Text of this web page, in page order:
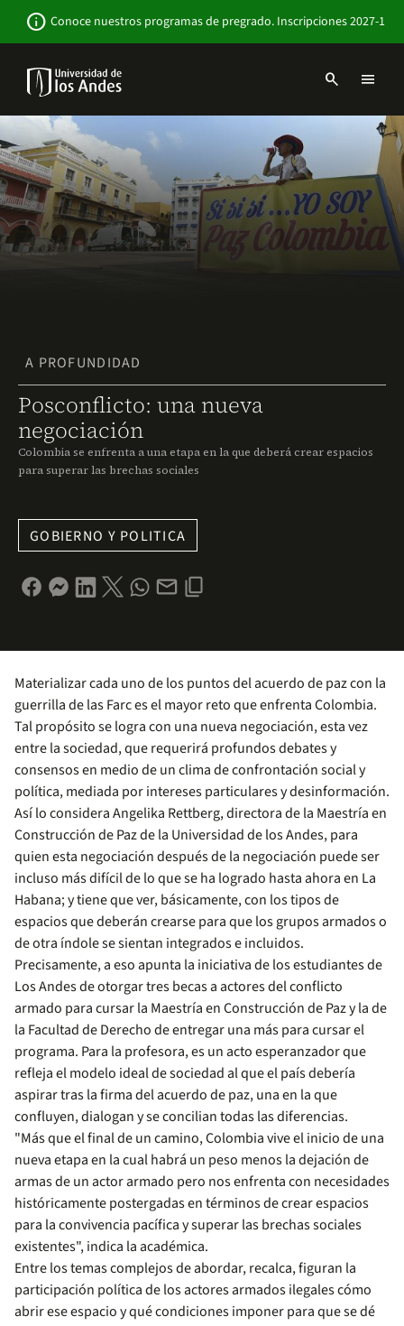
contenido
info Conoce nuestros programas de pregrado. Inscripciones 2027-1
Navbar
Sitio
Institucional
search menu
A PROFUNDIDAD
Posconflicto: una nueva
negociación
Colombia se enfrenta a una etapa en la que deberá crear espacios
para superar las brechas sociales
GOBIERNO Y POLITICA
Materializar cada uno de los puntos del acuerdo de paz con la
guerrilla de las Farc es el mayor reto que enfrenta Colombia.
Tal propósito se logra con una nueva negociación, esta vez
entre la sociedad, que requerirá profundos debates y
consensos en medio de un clima de confrontación social y
política, mediada por intereses particulares y desinformación.
Así lo considera Angelika Rettberg, directora de la Maestría en
Construcción de Paz de la Universidad de los Andes, para
quien esta negociación después de la negociación puede ser
incluso más difícil de lo que se ha logrado hasta ahora en La
Habana; y tiene que ver, básicamente, con los tipos de
espacios que deberán crearse para que los grupos armados o
de otra índole se sientan integrados e incluidos.
Precisamente, a eso apunta la iniciativa de los estudiantes de
Los Andes de otorgar tres becas a actores del conflicto
armado para cursar la Maestría en Construcción de Paz y la de
la Facultad de Derecho de entregar una más para cursar el
programa. Para la profesora, es un acto esperanzador que
refleja el modelo ideal de sociedad al que el país debería
aspirar tras la firma del acuerdo de paz, una en la que
confluyen, dialogan y se concilian todas las diferencias.
"Más que el final de un camino, Colombia vive el inicio de una
nueva etapa en la cual habrá un peso menos la dejación de
armas de un actor armado pero nos enfrenta con necesidades
históricamente postergadas en términos de crear espacios
para la convivencia pacífica y superar las brechas sociales
existentes", indica la académica.
Entre los temas complejos de abordar, recalca, figuran la
participación política de los actores armados ilegales cómo
abrir ese espacio y qué condiciones imponer para que se dé